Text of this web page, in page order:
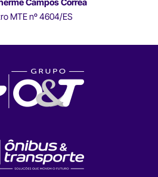
Campos Correa
MTE nº 4604/ES